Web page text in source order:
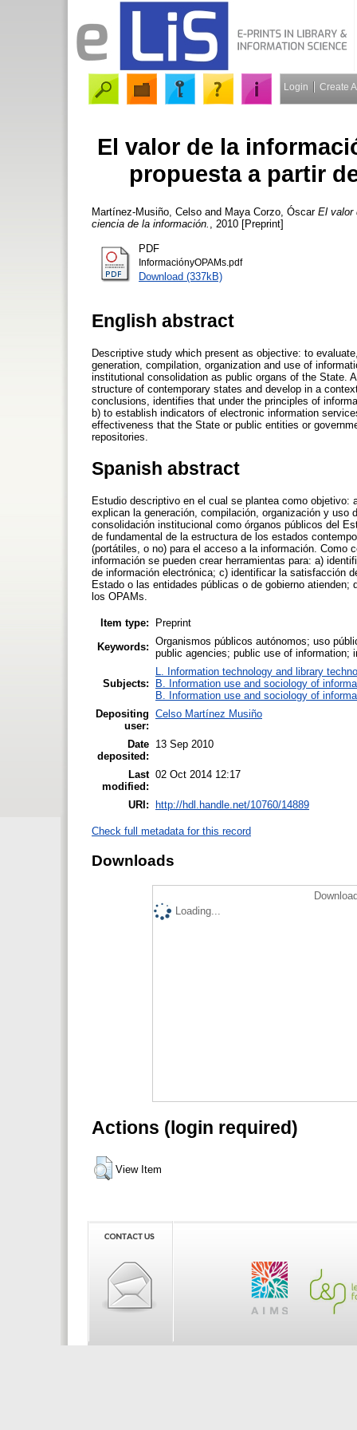
Login Create
El valor de la
propuesta a partir
Martínez-Musiño, Celso and Maya Corzo, Óscar El valor
ciencia de la información.
, 2010 [Preprint]
PDF
InformaciónyOPAMs.pdf
Download (337kB)
English abstract
Descriptive study which present as objective: to
generation, compilation, organization and use of
institutional consolidation as public organs of the State.
structure of contemporary states and develop in a
conclusions, identifies that under the principles of
b) to establish indicators of electronic information
effectiveness that the State or public entities or
repositories.
Spanish abstract
Estudio descriptivo en el cual se plantea como
explican la generación, compilación, organización y uso
consolidación institucional como órganos públicos del
de fundamental de la estructura de los estados
(portátiles, o no) para el acceso a la información. Como
información se pueden crear herramientas para: a)
de información electrónica; c) identificar la satisfacción
Estado o las entidades públicas o de gobierno
los OPAMs.
Item type:
Preprint
Keywords: Organismos públicos autónomos; uso
public agencies; public use of information;
Subjects:
L. Information technology and library
B. Information use and sociology of
B. Information use and sociology of
Depositing
user:
Celso Martínez Musiño
Date
deposited:
13 Sep 2010
Last
modified:
02 Oct 2014 12:17
URI: http://hdl.handle.net/10760/14889
Check full metadata for this record
Downloads
Loading...
Actions (login required)
View Item